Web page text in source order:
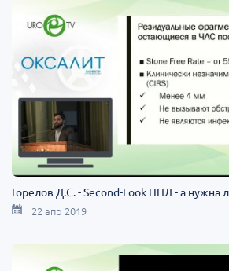
Горелов Д.С. - Second-Look ПНЛ - а нужна
22 апр 2019